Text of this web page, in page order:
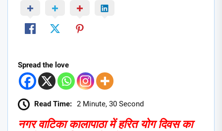
Spread the love
Read Time: 2 Minute, 30 Second
नगर वाटिका कालापाठा में हरित योग दिवस का